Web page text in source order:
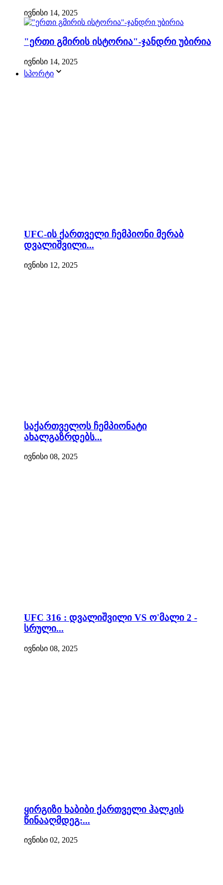
ივნისი 14, 2025
"ერთი გმირის ისტორია"-ჯანდრი უბირია
ივნისი 14, 2025
სპორტი
UFC-ის ქართველი ჩემპიონი მერაბ
დვალიშვილი...
ივნისი 12, 2025
საქართველოს ჩემპიონატი
ახალგაზრდებს...
ივნისი 08, 2025
UFC 316 : დვალიშვილი VS ო'მალი 2 -
სრული...
ივნისი 08, 2025
ყირგიზი ხაბიბი ქართველი ჰალკის
წინააღმდეგ:...
ივნისი 02, 2025